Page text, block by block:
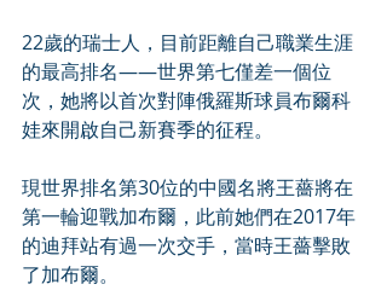
22歲的瑞士人，目前距離自己職業生涯
的最高排名——世界第七僅差一個位
次，她將以首次對陣俄羅斯球員布爾科
娃來開啟自己新賽季的征程。
現世界排名第30位的中國名將王薔將在
第一輪迎戰加布爾，此前她們在2017年
的迪拜站有過一次交手，當時王薔擊敗
了加布爾。